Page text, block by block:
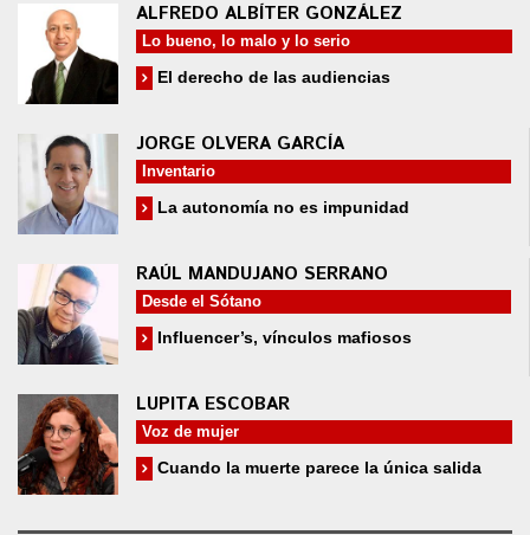
ALFREDO ALBÍTER GONZÁLEZ
Lo bueno, lo malo y lo serio
El derecho de las audiencias
JORGE OLVERA GARCÍA
Inventario
La autonomía no es impunidad
RAÚL MANDUJANO SERRANO
Desde el Sótano
Influencer’s, vínculos mafiosos
LUPITA ESCOBAR
Voz de mujer
Cuando la muerte parece la única salida